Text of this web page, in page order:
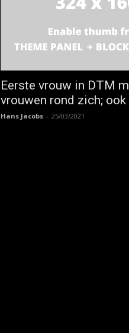
Eerste vrouw in DTM
vrouwen rond zich; ook
Hans Jacobs - 25/03/2021